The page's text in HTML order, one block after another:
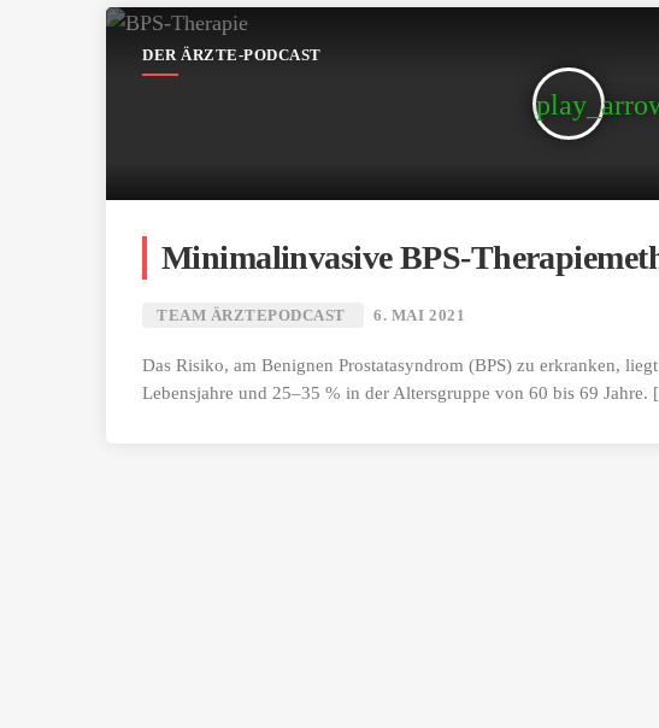
DER ÄRZTE-PODCAST
Minimalinvasive BPS-
TEAM ÄRZTEPODCAST 6. MAI 2021
Das Risiko, am Benignen Prostatasyndrom (BPS) zu erkranken,
Lebensjahre und 25–35 % in der Altersgruppe von 60 bis 69